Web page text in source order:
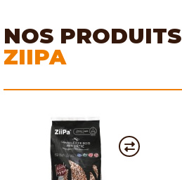
NOS PRODUITS
ZIIPA